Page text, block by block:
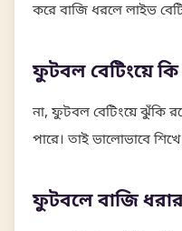
করে বাজি ধরলে লাইভ
ফুটবল বেটিংয়ে
না, ফুটবল বেটিংয়ে ঝুঁকি
পারে। তাই ভালোভাবে শিখে
ফুটবলে বাজি